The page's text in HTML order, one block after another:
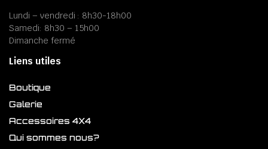
Lundi – vendredi : 8h30-18h00
Samedi: 8h30 – 15h00
Dimanche fermé
Liens utiles
Boutique
Galerie
Accessoires 4X4
Qui sommes nous?